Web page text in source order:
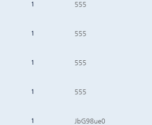
1 555
1 555
1 555
1 555
1 JbG98ue0